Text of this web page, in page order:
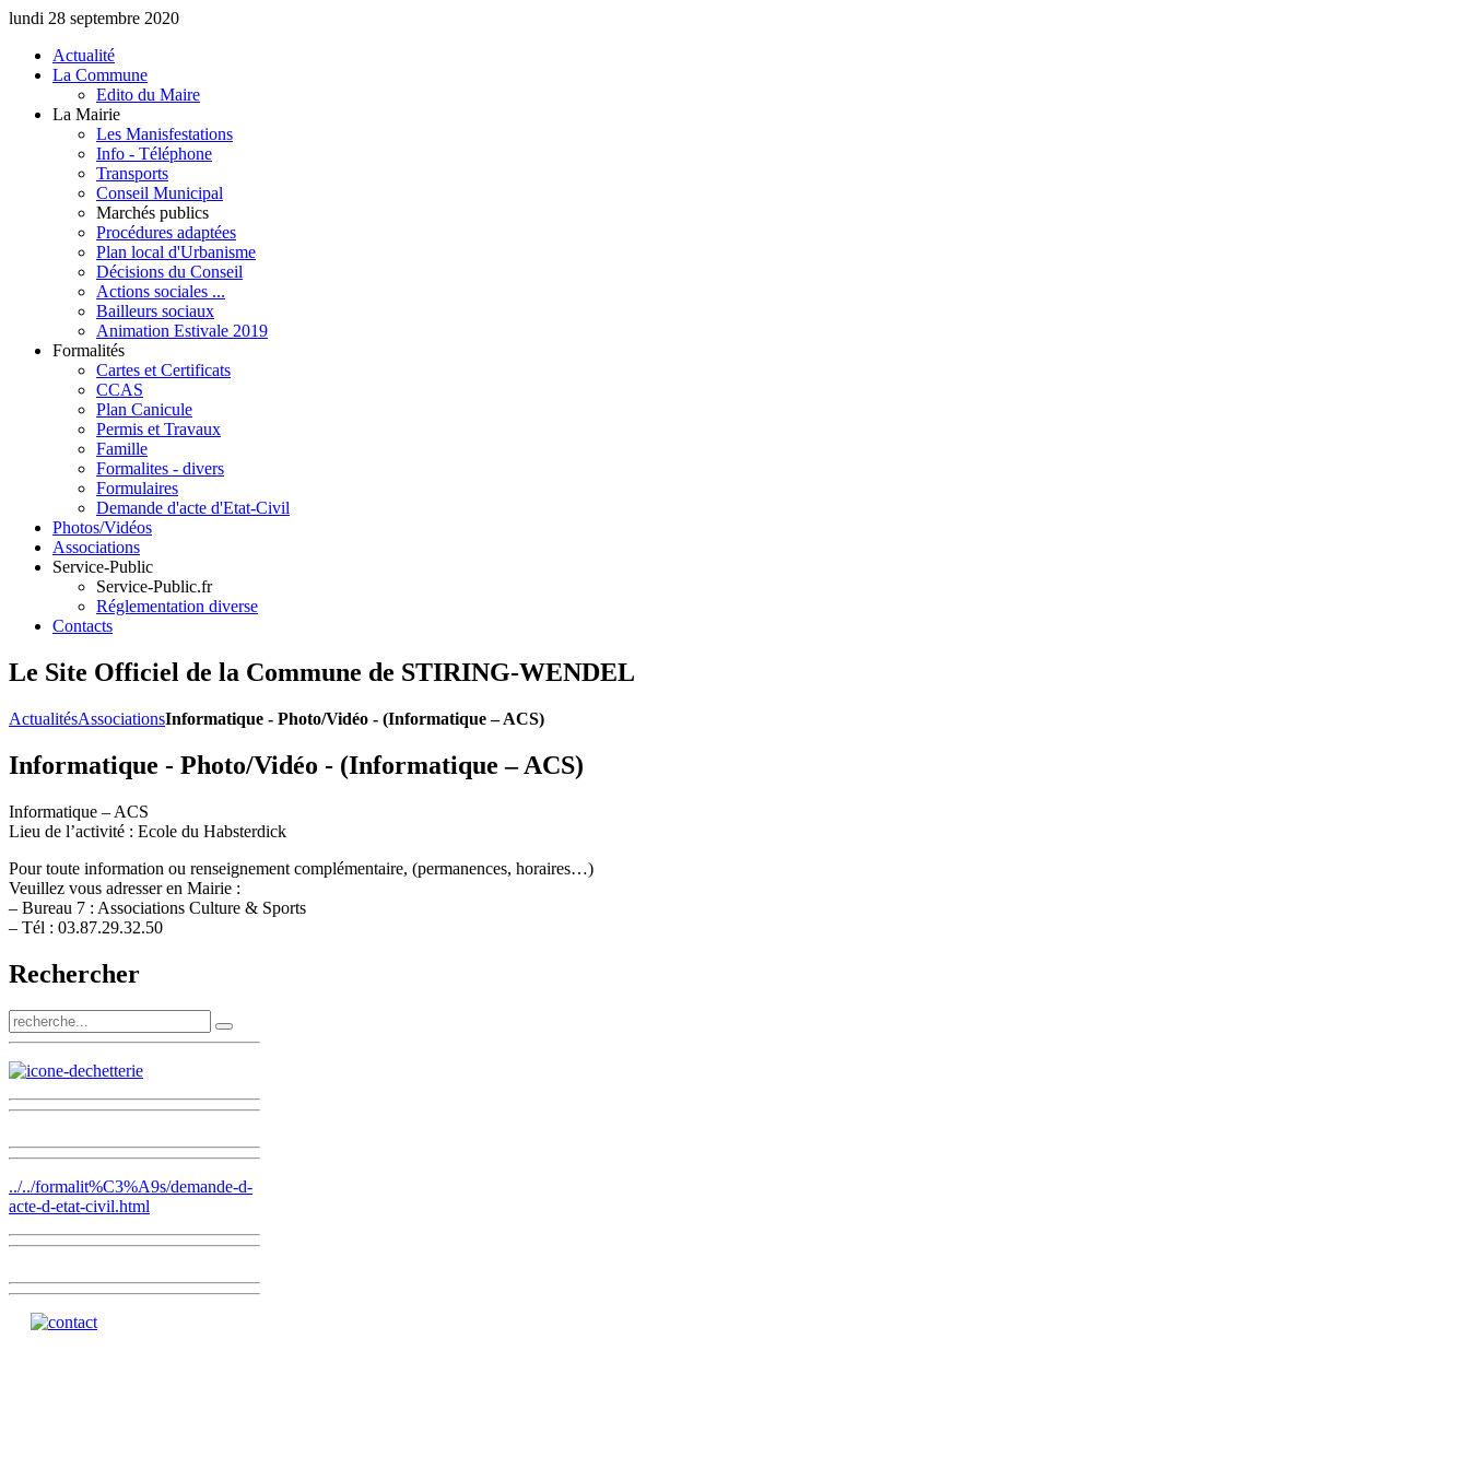
lundi 28 septembre 2020
Actualité
La Commune
Edito du Maire
La Mairie
Les Manisfestations
Info - Téléphone
Transports
Conseil Municipal
Marchés publics
Procédures adaptées
Plan local d'Urbanisme
Décisions du Conseil
Actions sociales ...
Bailleurs sociaux
Animation Estivale 2019
Formalités
Cartes et Certificats
CCAS
Plan Canicule
Permis et Travaux
Famille
Formalites - divers
Formulaires
Demande d'acte d'Etat-Civil
Photos/Vidéos
Associations
Service-Public
Service-Public.fr
Réglementation diverse
Contacts
Le Site Officiel de la Commune de STIRING-WENDEL
ActualitésAssociationsInformatique - Photo/Vidéo - (Informatique – ACS)
Informatique - Photo/Vidéo - (Informatique – ACS)
Informatique – ACS
Lieu de l’activité : Ecole du Habsterdick
Pour toute information ou renseignement complémentaire, (permanences, horaires…)
Veuillez vous adresser en Mairie :
– Bureau 7 : Associations Culture & Sports
– Tél : 03.87.29.32.50
Rechercher
../../formalit%C3%A9s/demande-d-
acte-d-etat-civil.html